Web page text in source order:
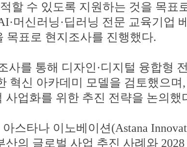
할 수 있도록 지원하는 것을 목표
머신러닝·딥러닝 전문 교육기업
목표로 현지조사를 진행했다.
사를 통해 디자인·디지털 융합형
혁신 아카데미 모델을 검토했으며 ,
사업화를 위한 추진 전략을 논의했
스타나 이노베이션(Astana
산의 글로벌 사업 추진 사례와 2028